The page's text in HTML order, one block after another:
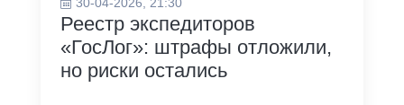
30-04-2026, 21:30
Реестр экспедиторов
«ГосЛог»: штрафы отложили,
но риски остались